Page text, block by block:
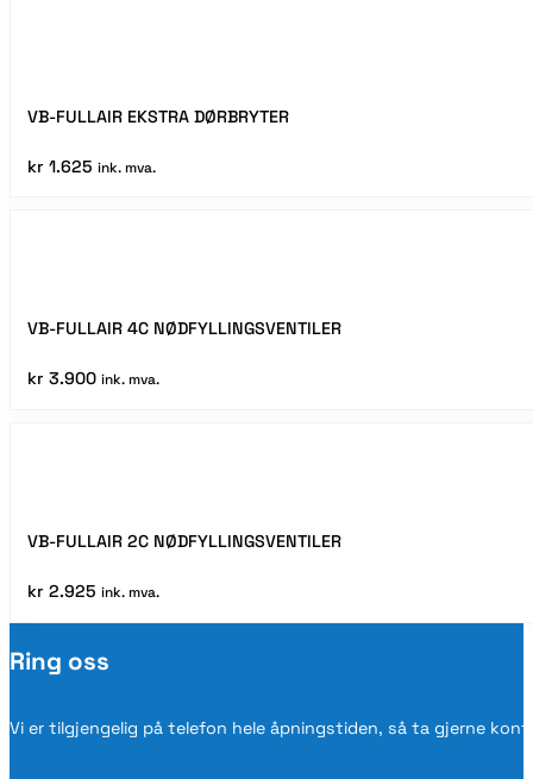
VB-FULLAIR EKSTRA DØRBRYTER
kr 1.625 ink. mva.
VB-FULLAIR 4C NØDFYLLINGSVENTILER
kr 3.900 ink. mva.
VB-FULLAIR 2C NØDFYLLINGSVENTILER
kr 2.925 ink. mva.
Ring oss
Vi er tilgjengelig på telefon hele åpningstiden, så ta gjerne